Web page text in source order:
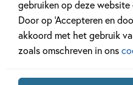
gebruiken op deze website
Door op ‘Accepteren en
akkoord met het gebruik
zoals omschreven in ons
Meer over